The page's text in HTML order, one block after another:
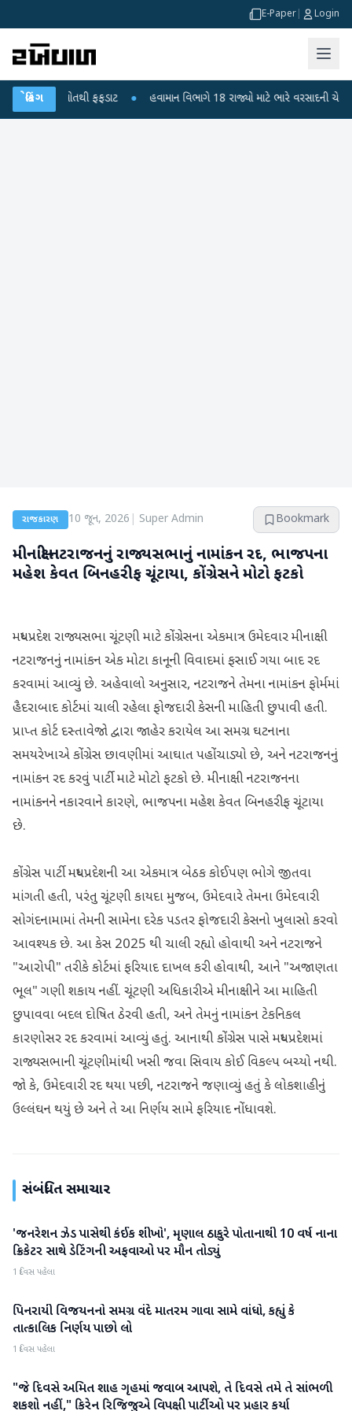
E-Paper Login
બ્રેકિંગ
મોતથી ફફડાટ ● હવામાન વિભાગે 18 રાજ્યો માટે ભારે વરસાદની ચેતવણી જારી
રાજકારણ 10 જૂન, 2026 Super Admin Bookmark
મીનાક્ષી નટરાજનનું રાજ્યસભાનું નામાંકન રદ, ભાજપના
મહેશ કેવત બિનહરીફ ચૂંટાયા, કોંગ્રેસને મોટો ફટકો
મધ્યપ્રદેશ રાજ્યસભા ચૂંટણી માટે કોંગ્રેસના એકમાત્ર ઉમેદવાર મીનાક્ષી
નટરાજનનું નામાંકન એક મોટા કાનૂની વિવાદમાં ફસાઈ ગયા બાદ રદ
કરવામાં આવ્યું છે. અહેવાલો અનુસાર, નટરાજને તેમના નામાંકન ફોર્મમાં
હૈદરાબાદ કોર્ટમાં ચાલી રહેલા ફોજદારી કેસની માહિતી છુપાવી હતી.
પ્રાપ્ત કોર્ટ દસ્તાવેજો દ્વારા જાહેર કરાયેલ આ સમગ્ર ઘટનાના
સમયરેખાએ કોંગ્રેસ છાવણીમાં આઘાત પહોંચાડ્યો છે, અને નટરાજનનું
નામાંકન રદ કરવું પાર્ટી માટે મોટો ફટકો છે. મીનાક્ષી નટરાજનના
નામાંકનને નકારવાને કારણે, ભાજપના મહેશ કેવત બિનહરીફ ચૂંટાયા
છે.
કોંગ્રેસ પાર્ટી મધ્યપ્રદેશની આ એકમાત્ર બેઠક કોઈપણ ભોગે જીતવા
માંગતી હતી, પરંતુ ચૂંટણી કાયદા મુજબ, ઉમેદવારે તેમના ઉમેદવારી
સોગંદનામામાં તેમની સામેના દરેક પડતર ફોજદારી કેસનો ખુલાસો કરવો
આવશ્યક છે. આ કેસ 2025 થી ચાલી રહ્યો હોવાથી અને નટરાજને
"આરોપી" તરીકે કોર્ટમાં ફરિયાદ દાખલ કરી હોવાથી, આને "અજાણતા
ભૂલ" ગણી શકાય નહીં. ચૂંટણી અધિકારીએ મીનાક્ષીને આ માહિતી
છુપાવવા બદલ દોષિત ઠેરવી હતી, અને તેમનું નામાંકન ટેકનિકલ
કારણોસર રદ કરવામાં આવ્યું હતું. આનાથી કોંગ્રેસ પાસે મધ્યપ્રદેશમાં
રાજ્યસભાની ચૂંટણીમાંથી ખસી જવા સિવાય કોઈ વિકલ્પ બચ્યો નથી.
જો કે, ઉમેદવારી રદ થયા પછી, નટરાજને જણાવ્યું હતું કે લોકશાહીનું
ઉલ્લંઘન થયું છે અને તે આ નિર્ણય સામે ફરિયાદ નોંધાવશે.
સંબંધિત સમાચાર
રાજકારણ
'જનરેશન ઝેડ પાસેથી કંઈક શીખો', મૃણાલ ઠાકુરે પોતાનાથી 10 વર્ષ નાના
ક્રિકેટર સાથે ડેટિંગની અફવાઓ પર મૌન તોડ્યું
1 દિવસ પહેલા
રાજકારણ
પિનરાયી વિજયનનો સમગ્ર વંદે માતરમ ગાવા સામે વાંધો, કહ્યું કે
તાત્કાલિક નિર્ણય પાછો લો
1 દિવસ પહેલા
રાજકારણ
"જે દિવસે અમિત શાહ ગૃહમાં જવાબ આપશે, તે દિવસે તમે તે સાંભળી
શકશો નહીં," કિરેન રિજિજુએ વિપક્ષી પાર્ટીઓ પર પ્રહાર કર્યા